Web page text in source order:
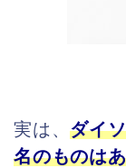
実は、ダイ
名のものは